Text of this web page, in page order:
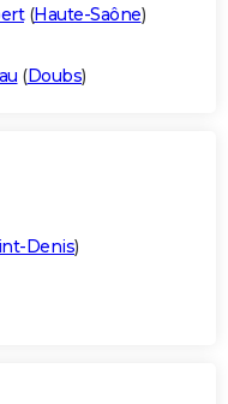
(Haute-Saône)
(Doubs)
Denis)